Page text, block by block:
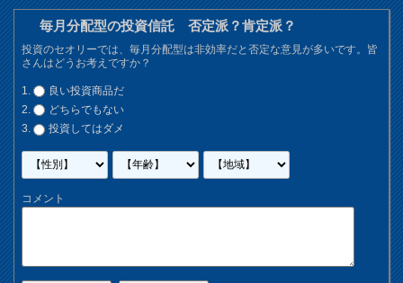
毎月分配型の投資信託 否定派？肯定派？
投資のセオリーでは、毎月分配型は非効率だと否定な意見が多いです。皆
さんはどうお考えですか？
良い投資商品だ
どちらでもない
投資してはダメ
コメント